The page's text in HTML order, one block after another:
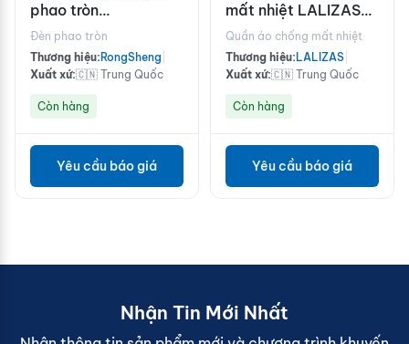
phao tròn
Rongsheng RSQD-Ex
Đèn phao tròn
Thương hiệu: RongSheng
Xuất xứ:🇨🇳 Trung Quốc
Còn hàng
Yêu cầu báo giá
mất nhiệt LALIZAS
Neptune
Quần áo chống mất nhiệt
Thương hiệu: LALIZAS
Xuất xứ:🇨🇳 Trung Quốc
Còn hàng
Yêu cầu báo giá
Nhận Tin Mới Nhất